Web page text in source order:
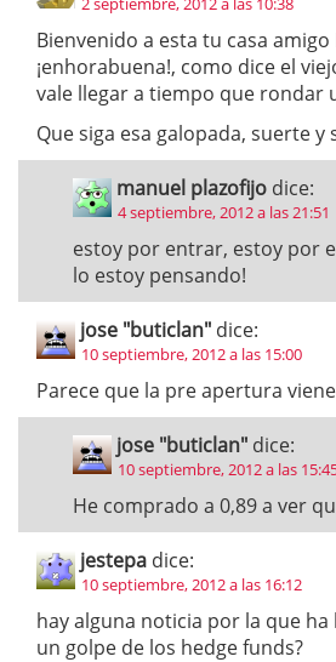
Bienvenido a esta tu casa amigo
¡enhorabuena!, como dice el
vale llegar a tiempo que rondar
Que siga esa galopada, suerte y
manuel plazofijo dice:
4 septiembre, 2012 a las 21:51
estoy por entrar, estoy por
lo estoy pensando!
jose "buticlan" dice:
10 septiembre, 2012 a las 15:00
Parece que la pre apertura
jose "buticlan" dice:
10 septiembre, 2012 a las
He comprado a 0,89 a ver
jestepa dice:
10 septiembre, 2012 a las 16:12
hay alguna noticia por la que ha
un golpe de los hedge funds?